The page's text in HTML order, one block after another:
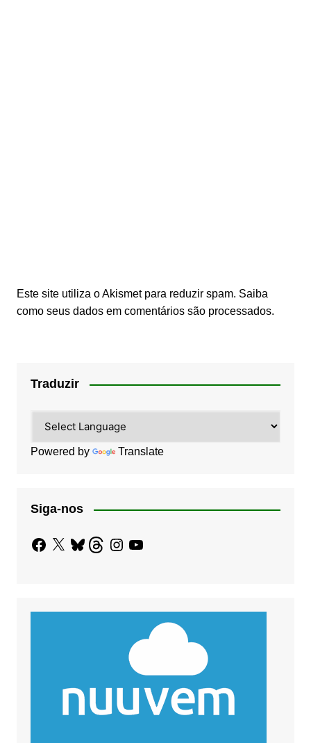
Este site utiliza o Akismet para reduzir spam. Saiba
como seus dados em comentários são processados.
Traduzir
Powered by Translate
Siga-nos
Facebook
X BlueskyThreadsInstagram
YouTube